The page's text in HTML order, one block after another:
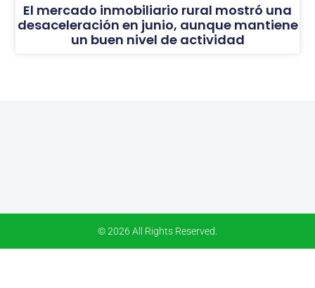
El mercado inmobiliario rural mostró una
desaceleración en junio, aunque mantiene
un buen nivel de actividad
© 2026 All Rights Reserved.